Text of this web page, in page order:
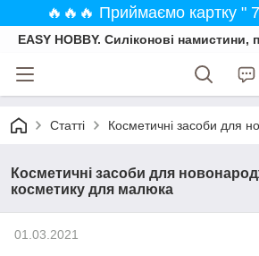
🔥🔥🔥 Приймаємо картку "
EASY HOBBY. Силіконові намистини,
Статті Косметичні засоби для
Косметичні засоби для
косметику для малюка
01.03.2021